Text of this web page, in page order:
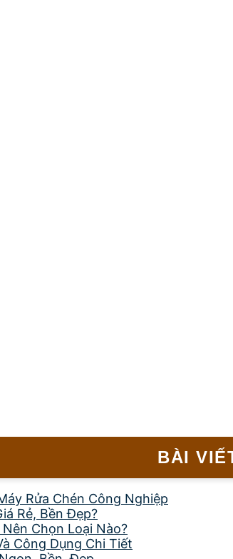
BÀI
Rửa Chén Công Nghiệp
Rẻ, Bền Đẹp?
Chọn Loại Nào?
Công Dụng Chi Tiết